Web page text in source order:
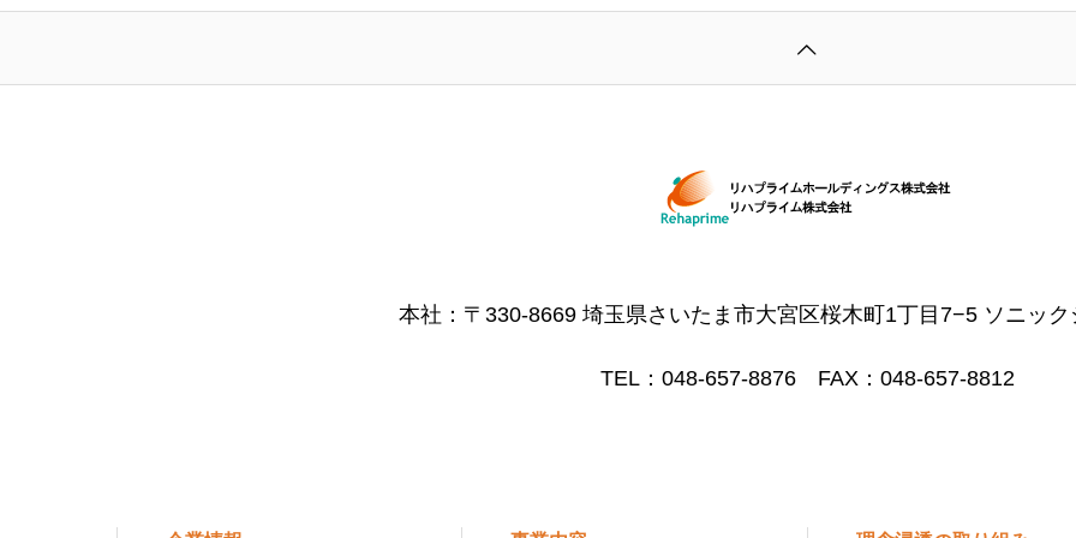
本社：〒330-8669 埼玉県さいたま市大宮区桜木町1丁目7−5 ソニッ
TEL：048-657-8876 FAX：048-657-8812